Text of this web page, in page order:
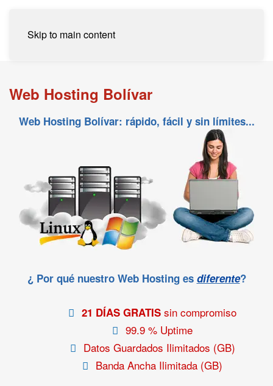
Skip to main content
Web Hosting Bolívar
Web Hosting Bolívar: rápido, fácil y sin límites...
¿ Por qué nuestro Web Hosting es diferente?
21 DÍAS GRATIS sin compromiso
99.9 % Uptime
Datos Guardados Ilimitados (GB)
Banda Ancha Ilimitada (GB)